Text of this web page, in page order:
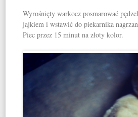
Wyrośnięty warkocz posmarować
jajkiem i wstawić do piekarnika
Piec przez 15 minut na złoty kolor.